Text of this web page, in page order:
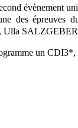
évènement
des
un